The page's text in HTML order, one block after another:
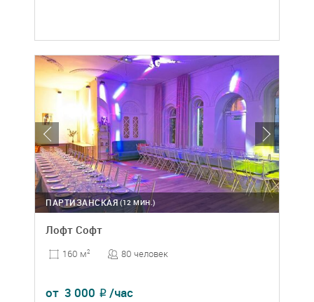
(12 МИН.)
ПАРТИЗАНСКАЯ
Лофт Софт
160 м2 80 человек
от 3 000 ₽ /час